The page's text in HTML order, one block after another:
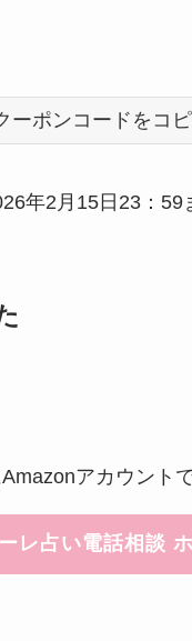
ーポンコードをコ
年2月15日23：59
アカウント
レ占い電話相談